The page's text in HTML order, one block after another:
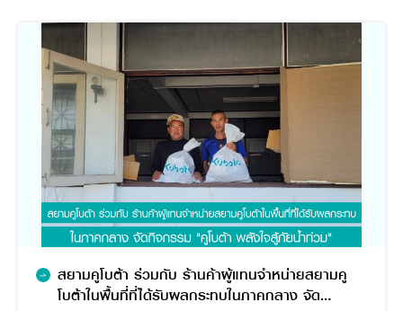
สยามคูโบต้า ร่วมกับ ร้านค้าผู้แทนจำหน่ายสยามคู
โบต้าในพื้นที่ที่ได้รับผลกระทบในภาคกลาง จัด